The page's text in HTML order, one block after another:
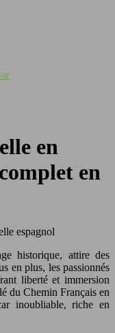
en
en
historique, attire des
en plus, les passionnés
liberté et immersion
du Chemin Français en
inoubliable, riche en